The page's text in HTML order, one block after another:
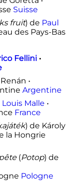
Suisse
fruit) de Paul
Fellini•
•
Argentine
Louis Malle •
France
) de Károly
(Potop) de
Pologne